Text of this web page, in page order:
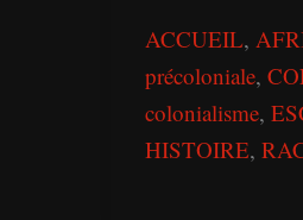
ACCUEIL,
précoloniale,
colonialisme,
HISTOIRE,